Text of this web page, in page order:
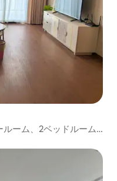
ーム、2ベッドルーム1